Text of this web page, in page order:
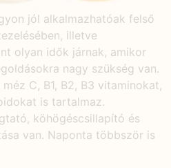
jól alkalmazhatóak felső
illetve
olyan idők járnak, amikor
nagy szükség van.
C, B1, B2, B3 vitaminokat,
is tartalmaz.
köhögéscsillapító és
van. Naponta többször is